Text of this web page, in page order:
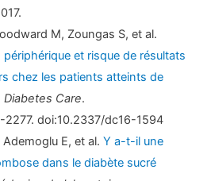
M, Zoungas S, et al.
et risque de résultats
chez les patients atteints de
Diabetes Care.
2277. doi:10.2337/dc16-1594
Ademoglu E, et al.Y a-t-il une
dans le diabète sucré